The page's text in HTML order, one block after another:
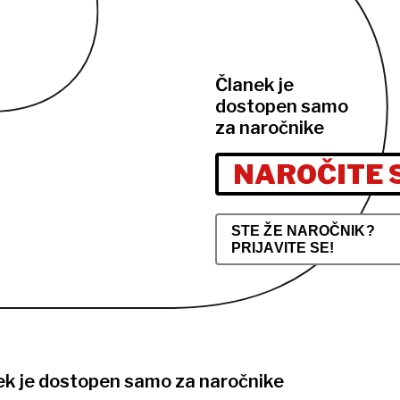
Članek je
dostopen samo
za naročnike
NAROČITE
STE ŽE NAROČNIK?
PRIJAVITE SE!
je dostopen samo za naročnike